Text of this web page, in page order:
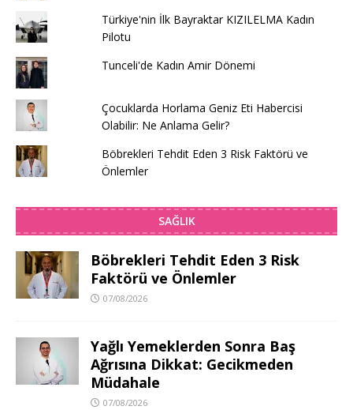
Türkiye'nin İlk Bayraktar KIZILELMA Kadın
Pilotu
Tunceli'de Kadın Amir Dönemi
Çocuklarda Horlama Geniz Eti Habercisi
Olabilir: Ne Anlama Gelir?
Böbrekleri Tehdit Eden 3 Risk Faktörü ve
Önlemler
SAĞLIK
Böbrekleri Tehdit Eden 3 Risk
Faktörü ve Önlemler
07/08/2026
Yağlı Yemeklerden Sonra Baş
Ağrısına Dikkat: Gecikmeden
Müdahale
07/08/2026